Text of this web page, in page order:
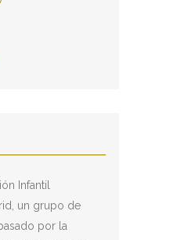
Infantil
un grupo de
por la